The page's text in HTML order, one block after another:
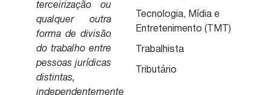
terceirização ou
qualquer outra
forma de divisão
do trabalho entre
pessoas jurídicas
distintas,
independentemente
Tecnologia, Mídia e
Entretenimento (TMT)
Trabalhista
Tributário